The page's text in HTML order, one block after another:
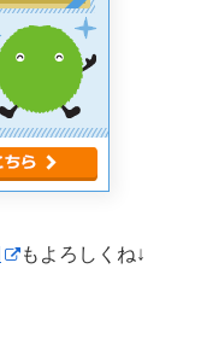
もよろしくね↓